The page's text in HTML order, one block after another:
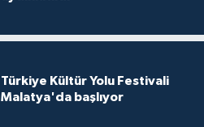
Türkiye Kültür Yolu Festivali
Malatya'da başlıyor